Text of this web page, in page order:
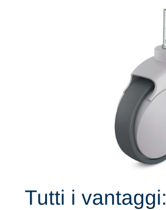
Tutti i vantaggi: